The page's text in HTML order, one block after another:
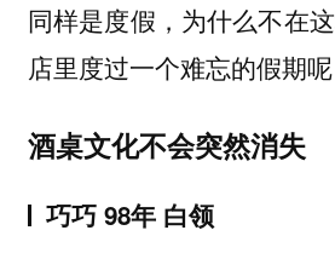
同样是度假，为什么不在
店里度过一个难忘的假期呢
酒桌文化不会突然消失
巧巧 98年 白领